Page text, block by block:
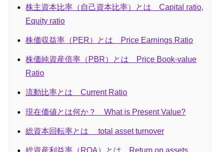
株主資本比率（自己資本比率）とは Capital ratio,
Equity ratio
株価収益率（PER）とは Price Earnings Ratio
株価純資産倍率（PBR）とは Price Book-value
Ratio
流動比率とは Current Ratio
現在価値とは何か？ What is Present Value?
総資本回転率とは total asset turnover
総資産利益率（ROA）とは Return on assets